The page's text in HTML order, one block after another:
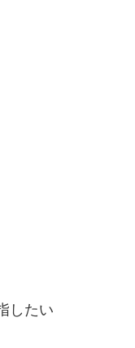
したい